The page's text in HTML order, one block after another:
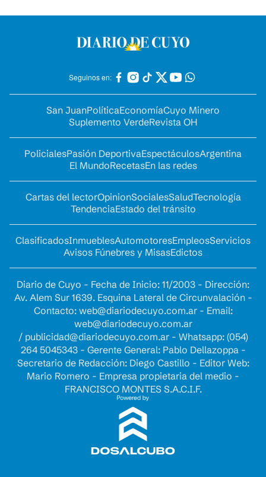
Seguinos en:
San JuanPolíticaEconomíaCuyo Minero
Suplemento VerdeRevista OH
PolicialesPasión DeportivaEspectáculosArgentina
El MundoRecetasEn las redes
Cartas del lectorOpinionSocialesSaludTecnología
TendenciaEstado del tránsito
ClasificadosInmueblesAutomotoresEmpleosServicios
Avisos Fúnebres y MisasEdictos
Diario de Cuyo - Fecha de Inicio: 11/2003 - Dirección:
Av. Alem Sur 1639. Esquina Lateral de Circunvalación -
Contacto: web@diariodecuyo.com.ar- Email:
web@diariodecuyo.com.ar
/ publicidad@diariodecuyo.com.ar- Whatsapp: (054)
264 5045343 - Gerente General: Pablo Dellazoppa -
Secretario de Redacción: Diego Castillo - Editor Web:
Mario Romero - Empresa propietaria del medio -
FRANCISCO MONTES S.A.C.I.F.